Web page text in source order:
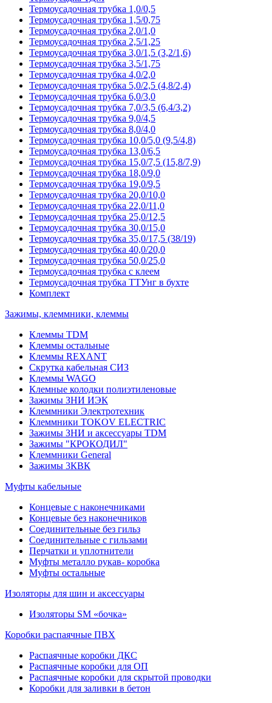
Термоусадочная трубка 1,0/0,5
Термоусадочная трубка 1,5/0,75
Термоусадочная трубка 2,0/1,0
Термоусадочная трубка 2,5/1,25
Термоусадочная трубка 3,0/1,5 (3,2/1,6)
Термоусадочная трубка 3,5/1,75
Термоусадочная трубка 4,0/2,0
Термоусадочная трубка 5,0/2,5 (4,8/2,4)
Термоусадочная трубка 6,0/3,0
Термоусадочная трубка 7,0/3,5 (6,4/3,2)
Термоусадочная трубка 9,0/4,5
Термоусадочная трубка 8,0/4,0
Термоусадочная трубка 10,0/5,0 (9,5/4,8)
Термоусадочная трубка 13,0/6,5
Термоусадочная трубка 15,0/7,5 (15,8/7,9)
Термоусадочная трубка 18,0/9,0
Термоусадочная трубка 19,0/9,5
Термоусадочная трубка 20,0/10,0
Термоусадочная трубка 22,0/11,0
Термоусадочная трубка 25,0/12,5
Термоусадочная трубка 30,0/15,0
Термоусадочная трубка 35,0/17,5 (38/19)
Термоусадочная трубка 40,0/20,0
Термоусадочная трубка 50,0/25,0
Термоусадочная трубка с клеем
Термоусадочная трубка ТТУнг в бухте
Комплект
Зажимы, клеммники, клеммы
Клеммы TDM
Клеммы остальные
Клеммы REXANT
Скрутка кабельная СИЗ
Клеммы WAGO
Клемные колодки полиэтиленовые
Зажимы ЗНИ ИЭК
Клеммники Электротехник
Клеммники TOKOV ELECTRIC
Зажимы ЗНИ и аксессуары TDM
Зажимы "КРОКОДИЛ"
Клеммники General
Зажимы 3КВК
Муфты кабельные
Концевые с наконечниками
Концевые без наконечников
Соединительные без гильз
Соединительные с гильзами
Перчатки и уплотнители
Муфты металло рукав- коробка
Муфты остальные
Изоляторы для шин и аксессуары
Изоляторы SM «бочка»
Коробки распаячные ПВХ
Распаячные коробки ДКС
Распаячные коробки для ОП
Распаячные коробки для скрытой проводки
Коробки для заливки в бетон